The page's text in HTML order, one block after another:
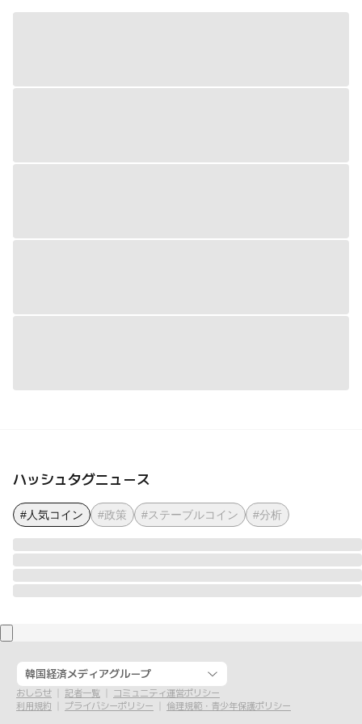
ハッシュタグニュース
#人気コイン #政策 #ステーブルコイン #分析
韓国経済メディアグループ
おしらせ 記者一覧
コミュニティ運営ポリシー
利用規約
プライバシーポリシー
倫理規範・青少年保護ポリシー